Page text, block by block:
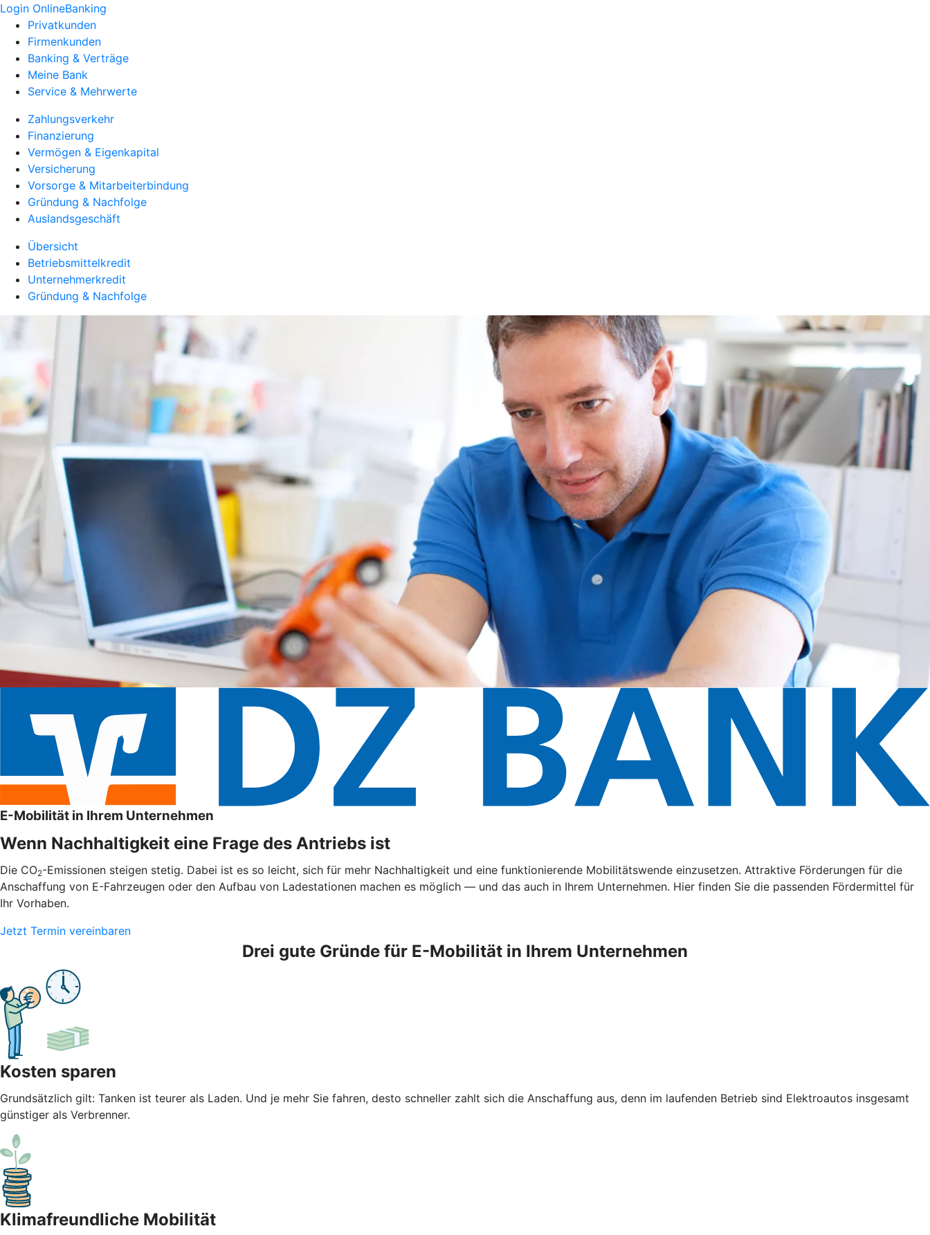
Login OnlineBanking
Privatkunden
Firmenkunden
Banking & Verträge
Meine Bank
Service & Mehrwerte
Zahlungsverkehr
Finanzierung
Vermögen & Eigenkapital
Versicherung
Vorsorge & Mitarbeiterbindung
Gründung & Nachfolge
Auslandsgeschäft
Übersicht
Betriebsmittelkredit
Unternehmerkredit
Gründung & Nachfolge
E-Mobilität in Ihrem Unternehmen
Wenn Nachhaltigkeit eine Frage des Antriebs ist
Die CO2-Emissionen steigen stetig. Dabei ist es so leicht, sich für mehr Nachhaltigkeit und eine funktionierende Mobilitätswende einzusetzen. Attraktive Förderungen für die
Anschaffung von E-Fahrzeugen oder den Aufbau von Ladestationen machen es möglich — und das auch in Ihrem Unternehmen. Hier finden Sie die passenden Fördermittel für
Ihr Vorhaben.
Jetzt Termin vereinbaren
Drei gute Gründe für E-Mobilität in Ihrem Unternehmen
Kosten sparen
Grundsätzlich gilt: Tanken ist teurer als Laden. Und je mehr Sie fahren, desto schneller zahlt sich die Anschaffung aus, denn im laufenden Betrieb sind Elektroautos insgesamt
günstiger als Verbrenner.
Klimafreundliche Mobilität